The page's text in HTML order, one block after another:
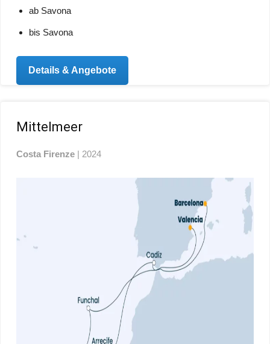
ab Savona
bis Savona
Details & Angebote
Mittelmeer
Costa Firenze | 2024